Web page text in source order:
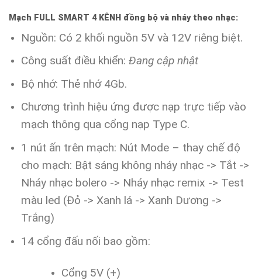
Mạch FULL SMART 4 KÊNH đồng bộ và nháy theo nhạc:
Nguồn: Có 2 khối nguồn 5V và 12V riêng biệt.
Công suất điều khiển: Đang cập nhật
Bộ nhớ: Thẻ nhớ 4Gb.
Chương trình hiệu ứng được nạp trực tiếp vào
mạch thông qua cổng nạp Type C.
1 nút ấn trên mạch: Nút Mode – thay chế độ
cho mạch: Bật sáng không nháy nhạc -> Tắt ->
Nháy nhạc bolero -> Nháy nhạc remix -> Test
màu led (Đỏ -> Xanh lá -> Xanh Dương ->
Trắng)
14 cổng đấu nối bao gồm:
Cổng 5V (+)